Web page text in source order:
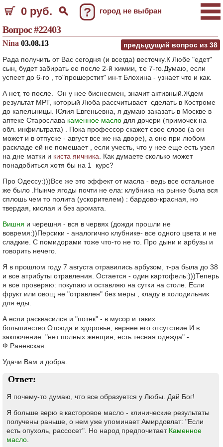
0 руб. ? город не выбран
Вопрос #22403
предыдущий вопрос из 38
Nina 03.08.13
Рада получить от Вас сегодня (и всегда) весточку.К Любе "едет"
сын, будет забирать ее после 2-й химии, т.е 7-го.Думаю, если
успеет до 6-го , то"прошерстит" ин-т Блохина - узнает что и как.
А нет, то после. Он у нее биснесмен, значит активный.Ждем
результат МРТ, который Люба рассчитывает сделать в Костроме
до капельницы. Юлия Евгеньевна, я думаю заказать в Москве в
аптеке Старослава каменное масло для дочери (примочек на
обл. инфильтрата) . Пока профессор скажет свое слово (а он
может и в отпуске - август все же на дворе), а оно при любом
раскладе ей не помешает , если учесть, что у нее еще есть узел
на дне матки и киста яичника . Как думаете сколько может
понадобиться хотя бы на 1 курс?
Про Одессу:)))Все же это эффект от масла - ведь все остальное
же было .Нынче ягоды почти не ела: клубника на рынке была вся
сплошь чем то полита (ускорителем) : бардово-красная, но
твердая, кислая и без аромата.
Вишня и черешня - вся в червях (дожди прошли не
вовремя:))Персики - аналогично клубнике- все одного цвета и не
сладкие. С помидорами тоже что-то не то. Про дыни и арбузы и
говорить нечего.
Я в прошлом году 7 августа отравились арбузом, т-ра была до 38
и все атрибуты отравления. Остается - один картофель:)))Теперь
я все проверяю: покупаю и оставляю на сутки на столе. Если
фрукт или овощ не "отравлен" без меры , кладу в холодильник
для еды.
А если расквасился и "потек" - в мусор и таких
большинство.Отсюда и здоровье, вернее его отсутствие.И в
заключение: "нет полных женщин, есть тесная одежда" -
Ф.Раневская.
Удачи Вам и добра.
Ответ:
Я почему-то думаю, что все образуется у Любы. Дай Бог!
Я больше верю в касторовое масло - клинические результаты
получены раньше, о нем уже упоминает Амирдовлат: "Если
есть опухоль, рассосет". Но народ предпочитает Каменное
масло